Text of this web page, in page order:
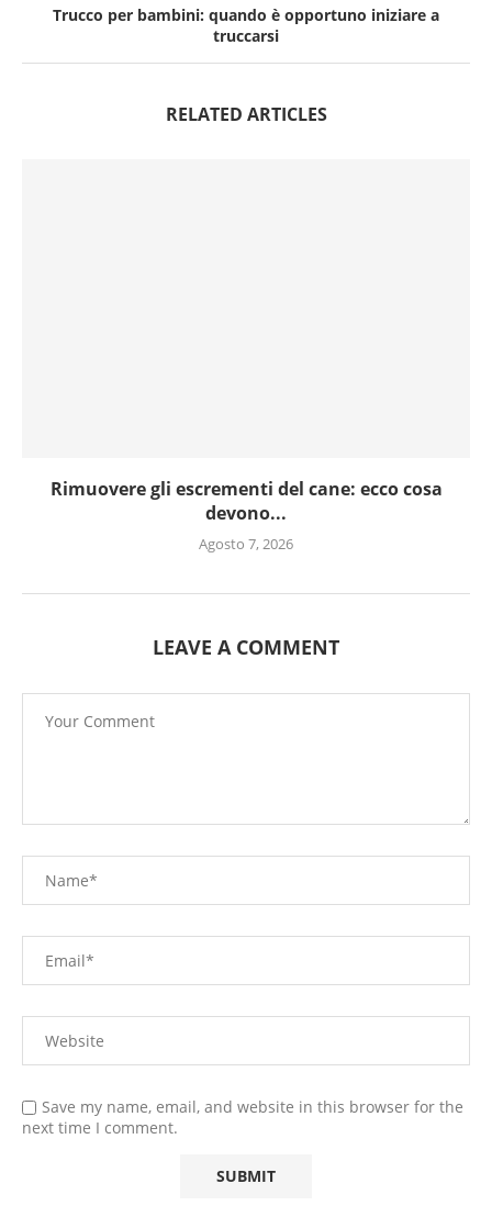
Trucco per bambini: quando è opportuno iniziare a
truccarsi
RELATED ARTICLES
Rimuovere gli escrementi del cane: ecco cosa
devono...
Agosto 7, 2026
LEAVE A COMMENT
Save my name, email, and website in this browser for the
next time I comment.